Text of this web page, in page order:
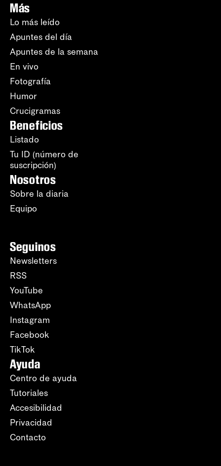
Más
Lo más leído
Apuntes del día
Apuntes de la semana
En vivo
Fotografía
Humor
Crucigramas
Beneficios
Listado
Tu ID (número de
suscripción)
Nosotros
Sobre la diaria
Equipo
Seguinos
Newsletters
RSS
YouTube
WhatsApp
Instagram
Facebook
TikTok
Ayuda
Centro de ayuda
Tutoriales
Accesibilidad
Privacidad
Contacto